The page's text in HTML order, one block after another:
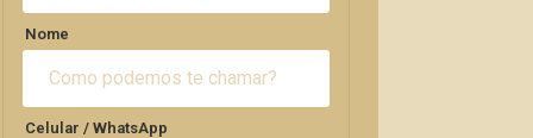
Nome
Celular / WhatsApp